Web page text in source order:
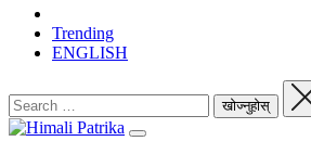
Trending
ENGLISH